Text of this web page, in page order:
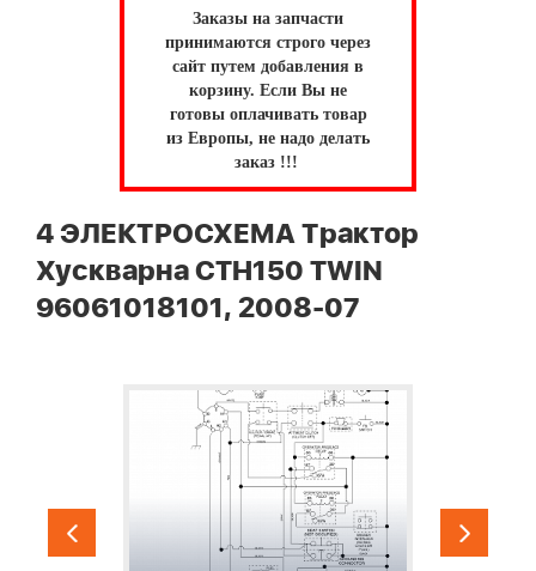
Заказы на запчасти
принимаются строго через
сайт путем добавления в
корзину. Если Вы не
готовы оплачивать товар
из Европы, не надо делать
заказ !!!
4 ЭЛЕКТРОСХЕМА Трактор
Хускварна CTH150 TWIN
96061018101, 2008-07